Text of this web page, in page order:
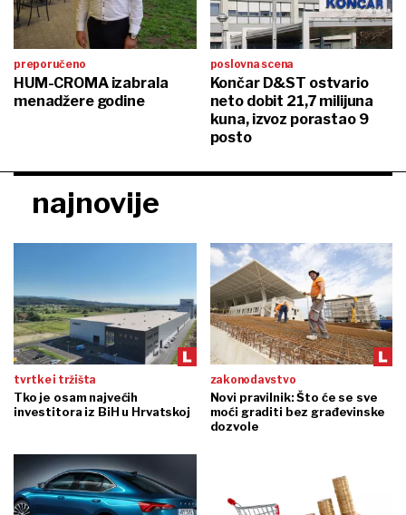
preporučeno
HUM-CROMA izabrala
menadžere godine
poslovna scena
Končar D&ST ostvario
neto dobit 21,7 milijuna
kuna, izvoz porastao 9
posto
najnovije
tvrtke i tržišta
Tko je osam najvećih
investitora iz BiH u Hrvatskoj
zakonodavstvo
Novi pravilnik: Što će se sve
moći graditi bez građevinske
dozvole